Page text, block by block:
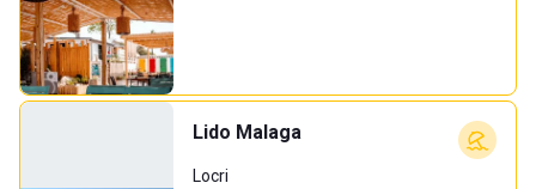
Lido Malaga
Locri